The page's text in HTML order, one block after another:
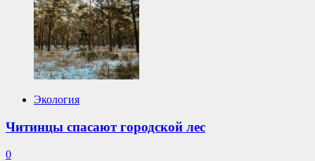
Экология
Читинцы спасают городской лес
0